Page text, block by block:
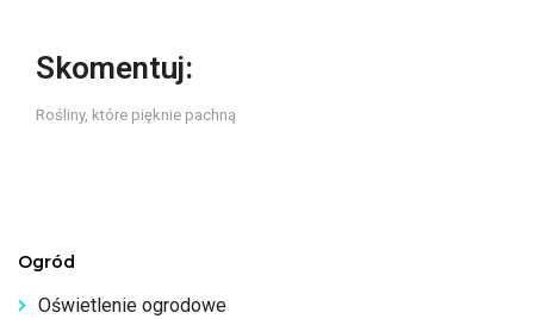
Skomentuj:
Rośliny, które pięknie pachną
Ogród
Oświetlenie ogrodowe